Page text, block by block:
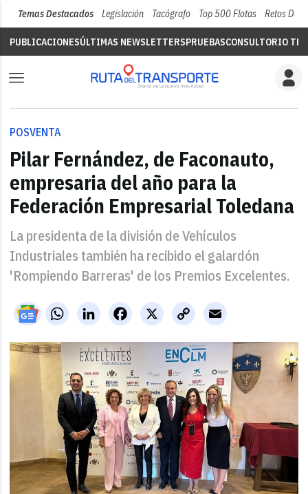
Temas Destacados Legislación Tacógrafo Top 500 Flotas Retos Del
PUBLICACIONESÚLTIMAS NEWSLETTERSPRUEBASCONSULTORIO
POSVENTA
Pilar Fernández, de Faconauto,
empresaria del año para la
Federación Empresarial Toledana
La presidenta de la división de Vehículos
Industriales también ha recibido el galardón
'Rompiendo Barreras' de los Premios Excelentes.
WhatsAppLinkedIn X
Facebook
Copy
Link
Email